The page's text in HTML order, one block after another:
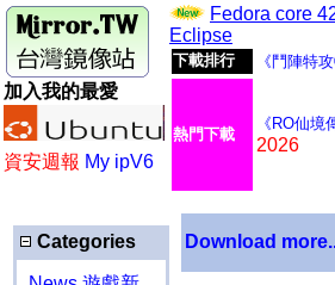
加入我的最愛
資安週報 My ipV6
Fedora core
Eclipse
下載排行 《鬥陣特攻
熱門下載
《RO仙境
2026
Categories Download